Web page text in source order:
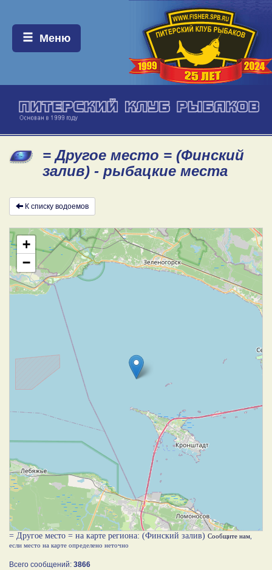
Меню:
Меню
= Другое место = (Финский
залив) - рыбацкие места
К списку водоемов
+
−
= Другое место = на карте региона: (Финский залив) Сообщите нам
если место на карте определено неточно
Всего сообщений: 3866